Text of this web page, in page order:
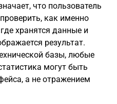
что пользователь
как именно
хранятся данные и
результат.
базы, любые
могут быть
а не отражением